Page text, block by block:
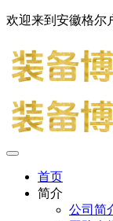
欢迎来到安徽格尔
首页
简介
公司简